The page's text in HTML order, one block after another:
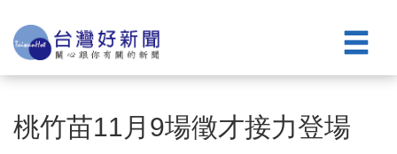
桃竹苗11月9場徵才接力登場